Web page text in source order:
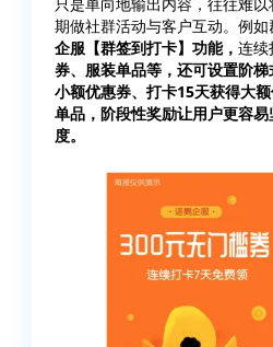
期做社群活动与客户互动。例
企服【群签到打卡】功能， 连续
券、服装单品等，还可设置阶
小额优惠券、打卡15天获得大
单品，阶段性奖励让用户更容
度。